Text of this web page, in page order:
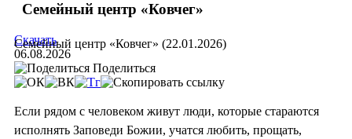
Семейный центр «Ковчег»
Семейный центр «Ковчег» (22.01.2026)
Скачать
06.08.2026
Поделиться
Если рядом с человеком живут люди, которые стараются
исполнять Заповеди Божии, учатся любить, прощать,